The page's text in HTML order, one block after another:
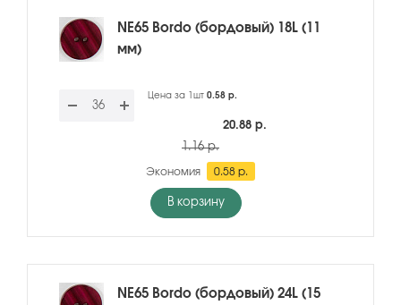
NE65 Bordo (бордовый) 18L (11
мм)
Цена за 1шт 0.58 р.
20.88 р.
1.16 р.
Экономия 0.58 р.
В корзину
NE65 Bordo (бордовый) 24L (15